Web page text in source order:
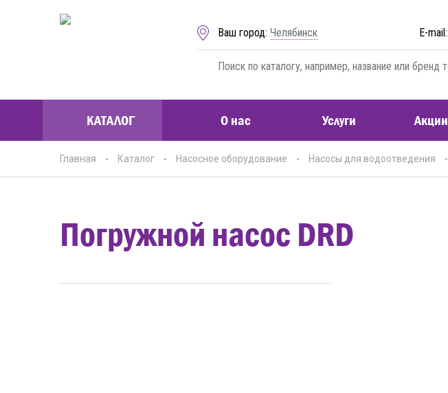
Ваш город: Челябинск E-mail:
КАТАЛОГ О нас Услуги Акции
Главная - Каталог - Насосное оборудование - Насосы для водоотведения -
Погружной насос DRD